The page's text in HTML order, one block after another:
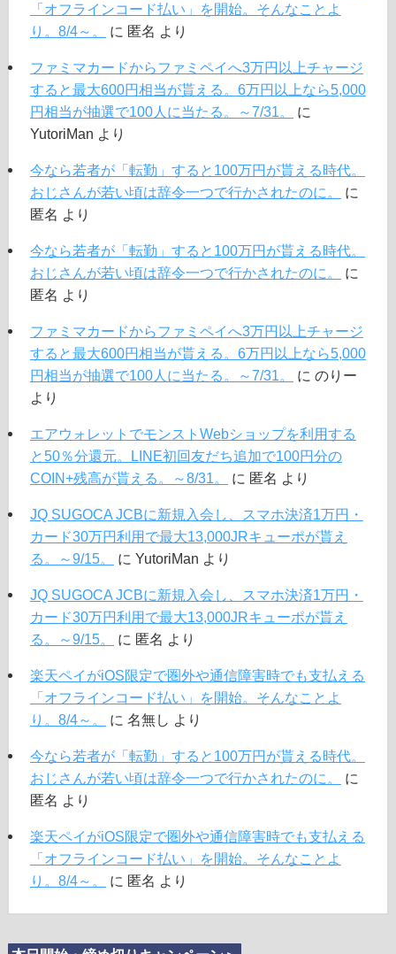
「オフラインコード払い」を開始。そんなことよ
り。8/4～。
に 匿名 より
ファミマカードからファミペイへ3万円以上チャージ
すると最大600円相当が貰える。6万円以上なら5,000
円相当が抽選で100人に当たる。～7/31。
に
YutoriMan より
今なら若者が「転勤」すると100万円が貰える時代。
おじさんが若い頃は辞令一つで行かされたのに。
に
匿名 より
今なら若者が「転勤」すると100万円が貰える時代。
おじさんが若い頃は辞令一つで行かされたのに。
に
匿名 より
ファミマカードからファミペイへ3万円以上チャージ
すると最大600円相当が貰える。6万円以上なら5,000
円相当が抽選で100人に当たる。～7/31。
に のりー
より
エアウォレットでモンストWebショップを利用する
と50％分還元。LINE初回友だち追加で100円分の
COIN+残高が貰える。～8/31。
に 匿名 より
JQ SUGOCA JCBに新規入会し、スマホ決済1万円・
カード30万円利用で最大13,000JRキューポが貰え
る。～9/15。
に YutoriMan より
JQ SUGOCA JCBに新規入会し、スマホ決済1万円・
カード30万円利用で最大13,000JRキューポが貰え
る。～9/15。
に 匿名 より
楽天ペイがiOS限定で圏外や通信障害時でも支払える
「オフラインコード払い」を開始。そんなことよ
り。8/4～。
に 名無し より
今なら若者が「転勤」すると100万円が貰える時代。
おじさんが若い頃は辞令一つで行かされたのに。
に
匿名 より
楽天ペイがiOS限定で圏外や通信障害時でも支払える
「オフラインコード払い」を開始。そんなことよ
り。8/4～。
に 匿名 より